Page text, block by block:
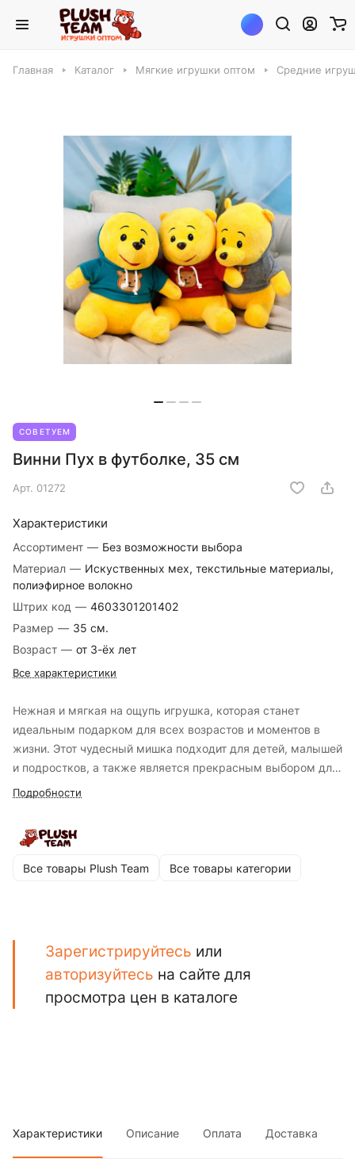
Главная Каталог Мягкие игрушки оптом Средние
СОВЕТУЕМ
Винни Пух в футболке, 35 см
Арт. 01272
Характеристики
Ассортимент — Без возможности выбора
Материал — Искуственных мех, текстильные материалы,
полиэфирное волокно
Штрих код — 4603301201402
Размер — 35 см.
Возраст — от 3-ёх лет
Все характеристики
Нежная и мягкая на ощупь игрушка, которая станет
идеальным подарком для всех возрастов и моментов в
жизни. Этот чудесный мишка подходит для детей, малышей
и подростков, а также является прекрасным выбором для
сюрприза близкому человеку. Она изготовлена из очень
приятное тактильное восприятие и антистрессовый эффект
при прикосновении. Мягкая игрушка - это жест заботы и
Подробности
Все товары Plush Team Все товары категории
Зарегистрируйтесь или
авторизуйтесь на сайте для
просмотра цен в каталоге
Характеристики Описание Оплата Доставка